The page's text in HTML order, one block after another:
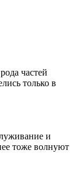
частей
только в
и
тоже волнуют